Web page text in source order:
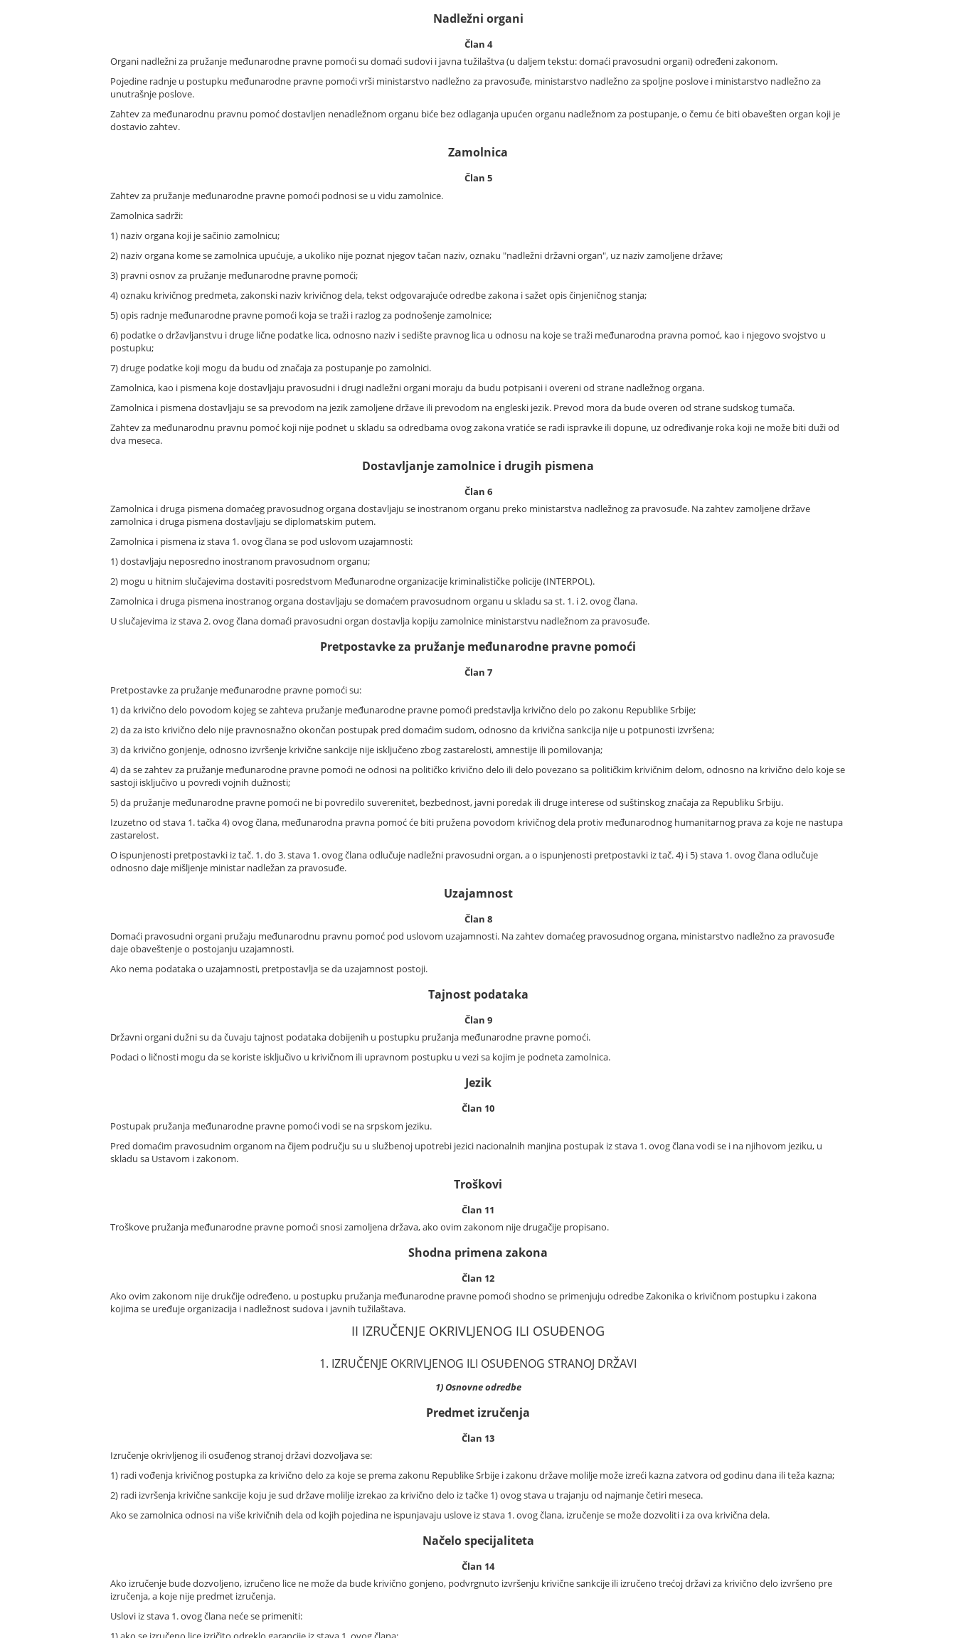
Nadležni organi
Član 4
Organi nadležni za pružanje međunarodne pravne pomoći su domaći sudovi i javna tužilaštva (u daljem tekstu: domaći pravosudni organi) određeni zakonom.
Pojedine radnje u postupku međunarodne pravne pomoći vrši ministarstvo nadležno za pravosuđe, ministarstvo nadležno za spoljne poslove i ministarstvo nadležno za
unutrašnje poslove.
Zahtev za međunarodnu pravnu pomoć dostavljen nenadležnom organu biće bez odlaganja upućen organu nadležnom za postupanje, o čemu će biti obavešten organ koji je
dostavio zahtev.
Zamolnica
Član 5
Zahtev za pružanje međunarodne pravne pomoći podnosi se u vidu zamolnice.
Zamolnica sadrži:
1) naziv organa koji je sačinio zamolnicu;
2) naziv organa kome se zamolnica upućuje, a ukoliko nije poznat njegov tačan naziv, oznaku "nadležni državni organ", uz naziv zamoljene države;
3) pravni osnov za pružanje međunarodne pravne pomoći;
4) oznaku krivičnog predmeta, zakonski naziv krivičnog dela, tekst odgovarajuće odredbe zakona i sažet opis činjeničnog stanja;
5) opis radnje međunarodne pravne pomoći koja se traži i razlog za podnošenje zamolnice;
6) podatke o državljanstvu i druge lične podatke lica, odnosno naziv i sedište pravnog lica u odnosu na koje se traži međunarodna pravna pomoć, kao i njegovo svojstvo u
postupku;
7) druge podatke koji mogu da budu od značaja za postupanje po zamolnici.
Zamolnica, kao i pismena koje dostavljaju pravosudni i drugi nadležni organi moraju da budu potpisani i overeni od strane nadležnog organa.
Zamolnica i pismena dostavljaju se sa prevodom na jezik zamoljene države ili prevodom na engleski jezik. Prevod mora da bude overen od strane sudskog tumača.
Zahtev za međunarodnu pravnu pomoć koji nije podnet u skladu sa odredbama ovog zakona vratiće se radi ispravke ili dopune, uz određivanje roka koji ne može biti duži od
dva meseca.
Dostavljanje zamolnice i drugih pismena
Član 6
Zamolnica i druga pismena domaćeg pravosudnog organa dostavljaju se inostranom organu preko ministarstva nadležnog za pravosuđe. Na zahtev zamoljene države
zamolnica i druga pismena dostavljaju se diplomatskim putem.
Zamolnica i pismena iz stava 1. ovog člana se pod uslovom uzajamnosti:
1) dostavljaju neposredno inostranom pravosudnom organu;
2) mogu u hitnim slučajevima dostaviti posredstvom Međunarodne organizacije kriminalističke policije (INTERPOL).
Zamolnica i druga pismena inostranog organa dostavljaju se domaćem pravosudnom organu u skladu sa st. 1. i 2. ovog člana.
U slučajevima iz stava 2. ovog člana domaći pravosudni organ dostavlja kopiju zamolnice ministarstvu nadležnom za pravosuđe.
Pretpostavke za pružanje međunarodne pravne pomoći
Član 7
Pretpostavke za pružanje međunarodne pravne pomoći su:
1) da krivično delo povodom kojeg se zahteva pružanje međunarodne pravne pomoći predstavlja krivično delo po zakonu Republike Srbije;
2) da za isto krivično delo nije pravnosnažno okončan postupak pred domaćim sudom, odnosno da krivična sankcija nije u potpunosti izvršena;
3) da krivično gonjenje, odnosno izvršenje krivične sankcije nije isključeno zbog zastarelosti, amnestije ili pomilovanja;
4) da se zahtev za pružanje međunarodne pravne pomoći ne odnosi na političko krivično delo ili delo povezano sa političkim krivičnim delom, odnosno na krivično delo koje se
sastoji isključivo u povredi vojnih dužnosti;
5) da pružanje međunarodne pravne pomoći ne bi povredilo suverenitet, bezbednost, javni poredak ili druge interese od suštinskog značaja za Republiku Srbiju.
Izuzetno od stava 1. tačka 4) ovog člana, međunarodna pravna pomoć će biti pružena povodom krivičnog dela protiv međunarodnog humanitarnog prava za koje ne nastupa
zastarelost.
O ispunjenosti pretpostavki iz tač. 1. do 3. stava 1. ovog člana odlučuje nadležni pravosudni organ, a o ispunjenosti pretpostavki iz tač. 4) i 5) stava 1. ovog člana odlučuje
odnosno daje mišljenje ministar nadležan za pravosuđe.
Uzajamnost
Član 8
Domaći pravosudni organi pružaju međunarodnu pravnu pomoć pod uslovom uzajamnosti. Na zahtev domaćeg pravosudnog organa, ministarstvo nadležno za pravosuđe
daje obaveštenje o postojanju uzajamnosti.
Ako nema podataka o uzajamnosti, pretpostavlja se da uzajamnost postoji.
Tajnost podataka
Član 9
Državni organi dužni su da čuvaju tajnost podataka dobijenih u postupku pružanja međunarodne pravne pomoći.
Podaci o ličnosti mogu da se koriste isključivo u krivičnom ili upravnom postupku u vezi sa kojim je podneta zamolnica.
Jezik
Član 10
Postupak pružanja međunarodne pravne pomoći vodi se na srpskom jeziku.
Pred domaćim pravosudnim organom na čijem području su u službenoj upotrebi jezici nacionalnih manjina postupak iz stava 1. ovog člana vodi se i na njihovom jeziku, u
skladu sa Ustavom i zakonom.
Troškovi
Član 11
Troškove pružanja međunarodne pravne pomoći snosi zamoljena država, ako ovim zakonom nije drugačije propisano.
Shodna primena zakona
Član 12
Ako ovim zakonom nije drukčije određeno, u postupku pružanja međunarodne pravne pomoći shodno se primenjuju odredbe Zakonika o krivičnom postupku i zakona
kojima se uređuje organizacija i nadležnost sudova i javnih tužilaštava.
II IZRUČENJE OKRIVLJENOG ILI OSUĐENOG
1. IZRUČENJE OKRIVLJENOG ILI OSUĐENOG STRANOJ DRŽAVI
1) Osnovne odredbe
Predmet izručenja
Član 13
Izručenje okrivljenog ili osuđenog stranoj državi dozvoljava se:
1) radi vođenja krivičnog postupka za krivično delo za koje se prema zakonu Republike Srbije i zakonu države molilje može izreći kazna zatvora od godinu dana ili teža kazna;
2) radi izvršenja krivične sankcije koju je sud države molilje izrekao za krivično delo iz tačke 1) ovog stava u trajanju od najmanje četiri meseca.
Ako se zamolnica odnosi na više krivičnih dela od kojih pojedina ne ispunjavaju uslove iz stava 1. ovog člana, izručenje se može dozvoliti i za ova krivična dela.
Načelo specijaliteta
Član 14
Ako izručenje bude dozvoljeno, izručeno lice ne može da bude krivično gonjeno, podvrgnuto izvršenju krivične sankcije ili izručeno trećoj državi za krivično delo izvršeno pre
izručenja, a koje nije predmet izručenja.
Uslovi iz stava 1. ovog člana neće se primeniti: